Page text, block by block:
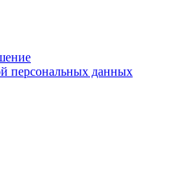
персональных данных